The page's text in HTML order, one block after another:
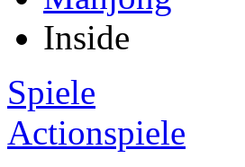
Inside
Spiele
Actionspiele